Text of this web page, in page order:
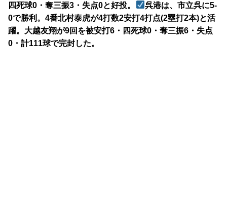
四死球0・奪三振3・失点0と好投。
呉港は、市立呉に5-
0で勝利。4番北村泰虎が4打数2安打4打点(2塁打2本)と活
躍。大越友翔が9回を被安打6・四死球0・奪三振6・失点
0・計111球で完封した。